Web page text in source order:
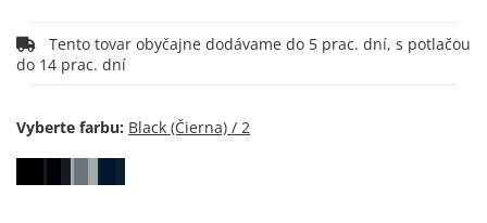
do 14 prac. dní
Vyberte farbu: